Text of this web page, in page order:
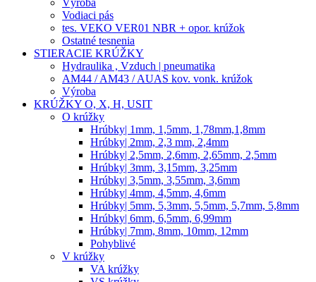
Vodiaci pás
tes. VEKO VER01 NBR + opor. krúžok
Ostatné tesnenia
STIERACIE KRÚŽKY
Hydraulika , Vzduch | pneumatika
AM44 / AM43 / AUAS kov. vonk. krúžok
Výroba
KRÚŽKY O, X, H, USIT
O krúžky
Hrúbky| 1mm, 1,5mm, 1,78mm,1,8mm
Hrúbky| 2mm, 2,3 mm, 2,4mm
Hrúbky| 2,5mm, 2,6mm, 2,65mm, 2,5mm
Hrúbky| 3mm, 3,15mm, 3,25mm
Hrúbky| 3,5mm, 3,55mm, 3,6mm
Hrúbky| 4mm, 4,5mm, 4,6mm
Hrúbky| 5mm, 5,3mm, 5,5mm, 5,7mm, 5,8mm
Hrúbky| 6mm, 6,5mm, 6,99mm
Hrúbky| 7mm, 8mm, 10mm, 12mm
Pohyblivé
V krúžky
VA krúžky